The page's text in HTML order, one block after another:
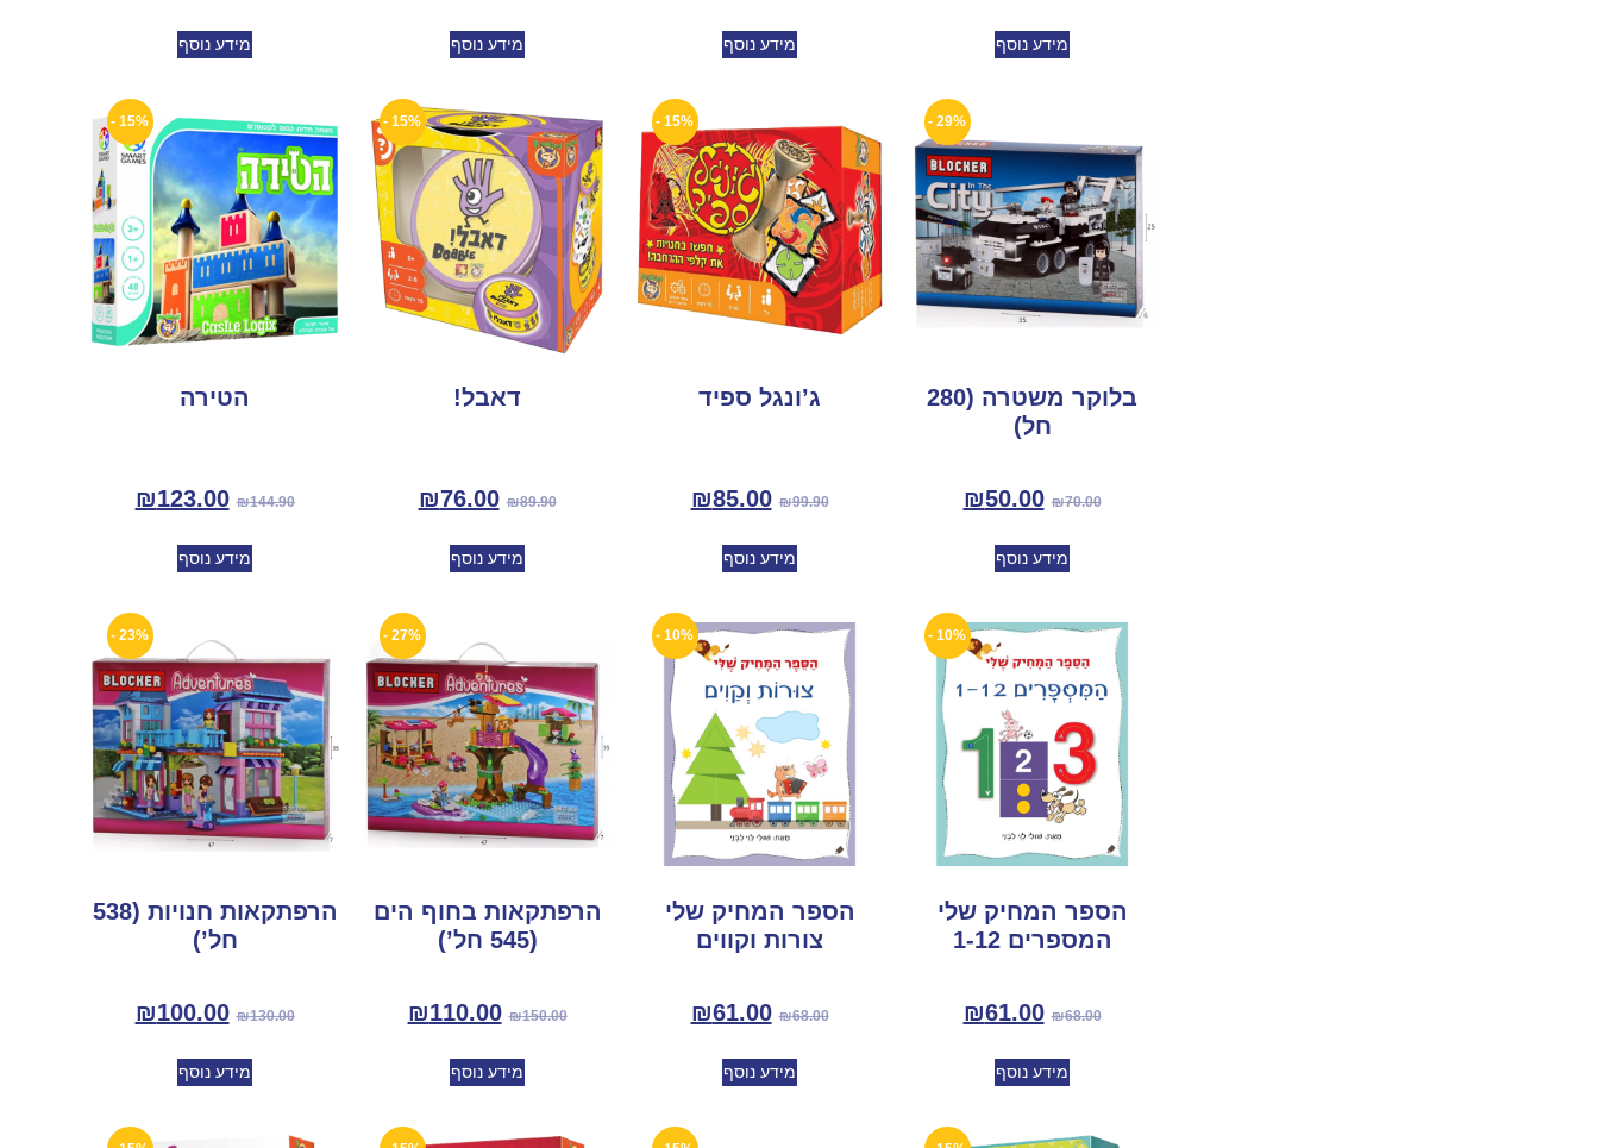
מידע נוסף מידע נוסף מידע נוסף מידע נוסף
29% -
בלוקר משטרה (280
חל)
₪70.00
₪50.00
מידע נוסף
15% -
ג’ונגל ספיד
₪99.90
₪85.00
מידע נוסף
15% -
דאבל!
₪89.90
₪76.00
מידע נוסף
15% -
הטירה
₪144.90
₪123.00
מידע נוסף
10% -
הספר המחיק שלי
המספרים 1-12
₪68.00
₪61.00
מידע נוסף
10% -
הספר המחיק שלי
צורות וקווים
₪68.00
₪61.00
מידע נוסף
27% -
הרפתקאות בחוף הים
(545 חל’)
₪150.00
₪110.00
מידע נוסף
23% -
הרפתקאות חנויות (538
חל’)
₪130.00
₪100.00
מידע נוסף